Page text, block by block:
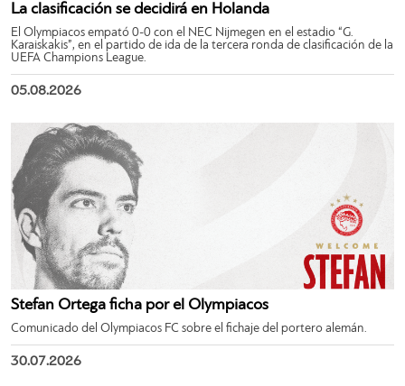
La clasificación se decidirá en Holanda
El Olympiacos empató 0-0 con el NEC Nijmegen en el estadio “G.
Karaiskakis”, en el partido de ida de la tercera ronda de clasificación de la
UEFA Champions League.
05.08.2026
Stefan Ortega ficha por el Olympiacos
Comunicado del Olympiacos FC sobre el fichaje del portero alemán.
30.07.2026